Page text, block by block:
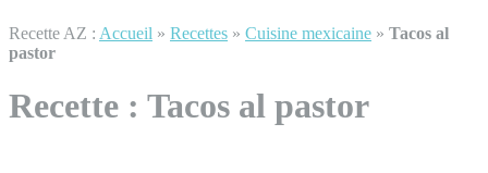
Recette AZ : Accueil » Recettes » Cuisine mexicaine » Tacos al
pastor
Recette : Tacos al pastor